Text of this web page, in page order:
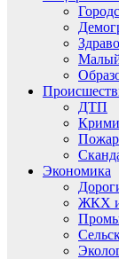
ДТП
Экономика
ЖКХ и